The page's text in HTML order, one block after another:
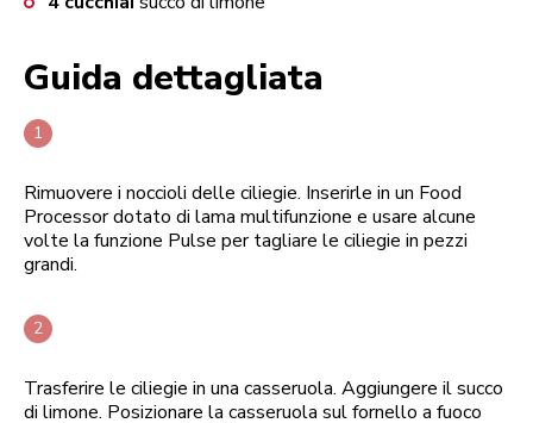
Guida dettagliata
Rimuovere i noccioli delle ciliegie. Inserirle in un Food
Processor dotato di lama multifunzione e usare alcune
volte la funzione Pulse per tagliare le ciliegie in pezzi
grandi.
Trasferire le ciliegie in una casseruola. Aggiungere il succo
di limone. Posizionare la casseruola sul fornello a fuoco